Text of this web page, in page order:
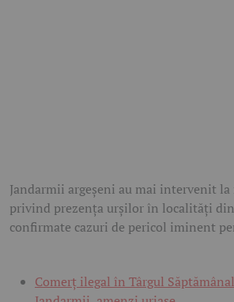
Jandarmii argeșeni au mai intervenit
privind prezența urșilor în localități
confirmate cazuri de pericol iminent
Comerț ilegal în Târgul